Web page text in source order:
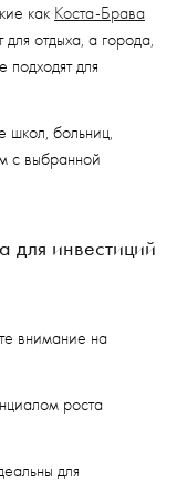
как Коста-Брава
для отдыха, а города,
для
школ, больниц,
с выбранной
для инвестиций
внимание на
роста
для